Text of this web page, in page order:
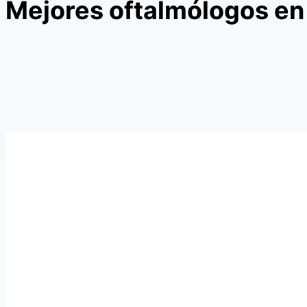
Mejores oftalmólogos